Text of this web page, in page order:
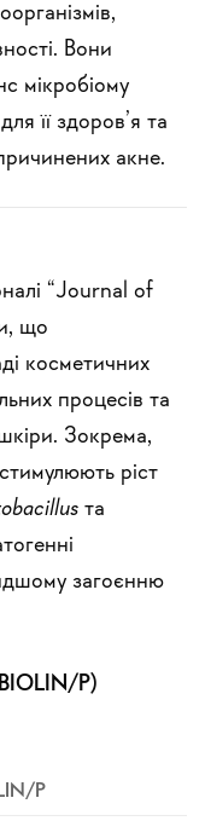
Вони
мікробіому
її здоров’я та
акне.
“Journal of
що
косметичних
процесів та
Зокрема,
ріст
та
загоєнню
P)
P